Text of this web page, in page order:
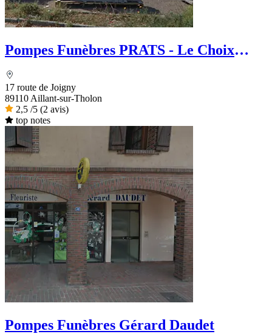
Pompes Funèbres PRATS - Le Choix
17 route de Joigny
89110 Aillant-sur-Tholon
2,5 /5 (2 avis)
top notes
Pompes Funèbres Gérard Daudet